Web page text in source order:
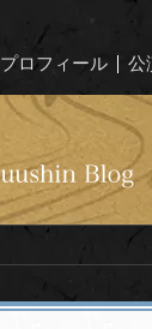
プロフィール 公